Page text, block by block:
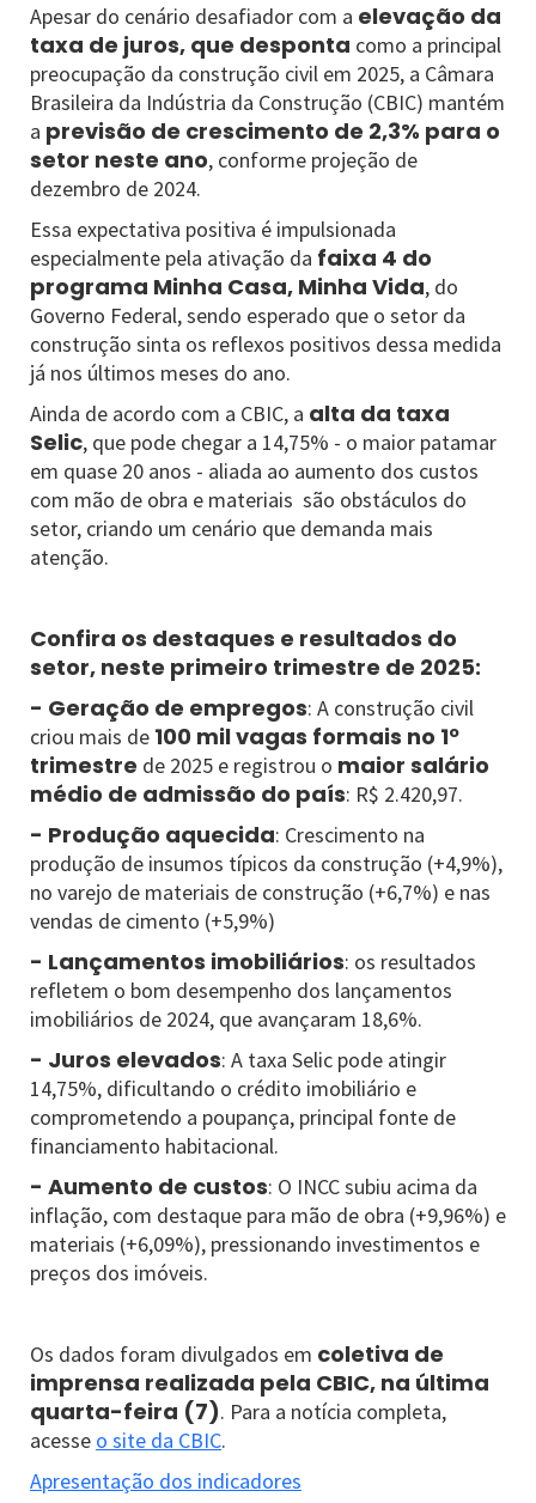
Apesar do cenário desafiador com a elevação da
taxa de juros, que desponta como a principal
preocupação da construção civil em 2025, a Câmara
Brasileira da Indústria da Construção (CBIC) mantém
a previsão de crescimento de 2,3% para o
setor neste ano, conforme projeção de
dezembro de 2024.
Essa expectativa positiva é impulsionada
especialmente pela ativação da faixa 4 do
programa Minha Casa, Minha Vida, do
Governo Federal, sendo esperado que o setor da
construção sinta os reflexos positivos dessa medida
já nos últimos meses do ano.
Ainda de acordo com a CBIC, a alta da taxa
Selic, que pode chegar a 14,75% - o maior patamar
em quase 20 anos - aliada ao aumento dos custos
com mão de obra e materiais são obstáculos do
setor, criando um cenário que demanda mais
atenção.
Confira os destaques e resultados do
setor, neste primeiro trimestre de 2025:
- Geração de empregos: A construção civil
criou mais de 100 mil vagas formais no 1º
trimestre de 2025 e registrou o maior salário
médio de admissão do país: R$ 2.420,97.
- Produção aquecida: Crescimento na
produção de insumos típicos da construção (+4,9%),
no varejo de materiais de construção (+6,7%) e nas
vendas de cimento (+5,9%)
- Lançamentos imobiliários: os resultados
refletem o bom desempenho dos lançamentos
imobiliários de 2024, que avançaram 18,6%.
- Juros elevados: A taxa Selic pode atingir
14,75%, dificultando o crédito imobiliário e
comprometendo a poupança, principal fonte de
financiamento habitacional.
- Aumento de custos: O INCC subiu acima da
inflação, com destaque para mão de obra (+9,96%) e
materiais (+6,09%), pressionando investimentos e
preços dos imóveis.
Os dados foram divulgados em coletiva de
imprensa realizada pela CBIC, na última
quarta-feira (7). Para a notícia completa,
acesse o site da CBIC.
Apresentação dos indicadores